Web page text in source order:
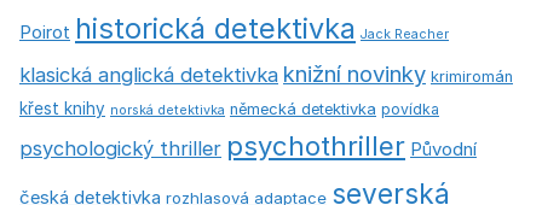
Poirot historická detektivka Jack Reacher
klasická anglická detektivka knižní novinky krimiromán
křest knihy norská detektivka německá detektivka povídka
psychologický thriller psychothriller Původní
česká detektivka rozhlasová adaptace severská